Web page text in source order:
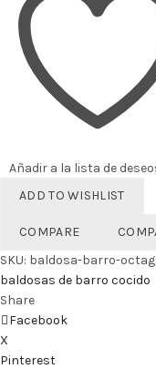
Añadir a la lista de
ADD TO WISHLIST
COMPARE
SKU: baldosa-barro-
baldosas de barro cocido
Share
Facebook
X
Pinterest